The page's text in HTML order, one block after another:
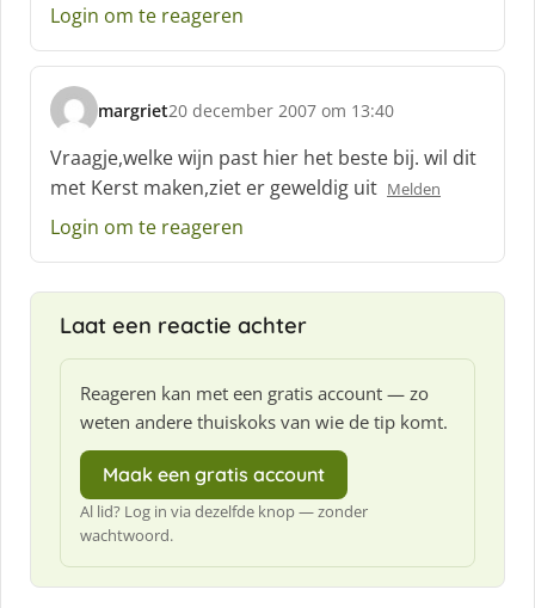
e
f
Login om te reageren
margriet
s
c
h
r
e
:
20 december 2007 om 13:40
Vraagje,welke wijn past hier het beste bij. wil dit
met Kerst maken,ziet er geweldig uit Melden
Login om te reageren
Laat een reactie achter
Reageren kan met een gratis account — zo
weten andere thuiskoks van wie de tip komt.
Maak een gratis account
Al lid? Log in via dezelfde knop — zonder
wachtwoord.